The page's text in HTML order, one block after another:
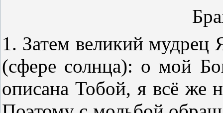
1. Затем великий
(сфере солнца): о мой
описана Тобой, я всё же